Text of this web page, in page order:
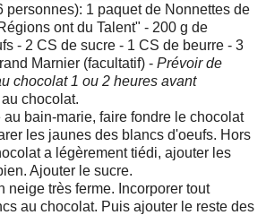
personnes): 1 paquet de Nonnettes de
ont du Talent" - 200 g de
- 2 CS de sucre - 1 CS de beurre - 3
Marnier (facultatif) - Prévoir de
chocolat 1 ou 2 heures avant
chocolat.
bain-marie, faire fondre le chocolat
les jaunes des blancs d'oeufs. Hors
a légèrement tiédi, ajouter les
Ajouter le sucre.
neige très ferme. Incorporer tout
au chocolat. Puis ajouter le reste des